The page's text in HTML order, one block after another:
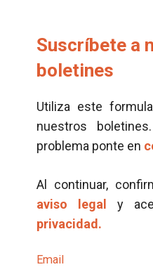
Suscríbete a
boletines
Utiliza este
nuestros
problema ponte en
Al continuar,
aviso legal
y
privacidad.
Email